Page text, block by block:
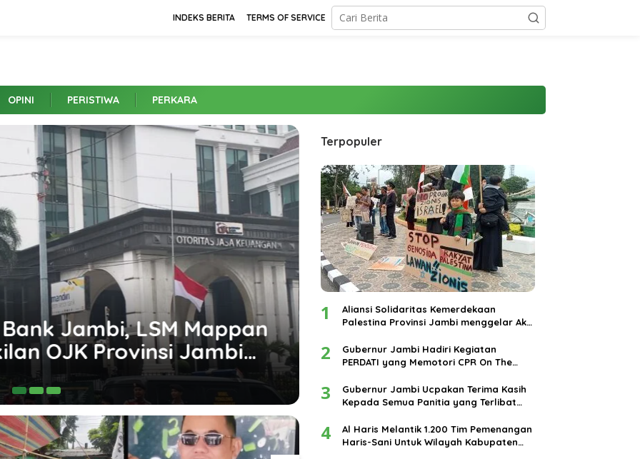
INDEKS BERITA TERMS OF SERVICE
OPINI PERISTIWA PERKARA
Warga Aur Kenali
Batu Bara PT SAS
Nasabah Diminta Jangan
Menjamin Tidak Ada Kerugian
Terpopuler
1
Aliansi Solidaritas Kemerdekaan
Palestina Provinsi Jambi menggelar Aksi
kota Jambi.
2
Gubernur Jambi Hadiri Kegiatan
PERDATI yang Memotori CPR On The
3
Gubernur Jambi Ucpakan Terima Kasih
Kepada Semua Panitia yang Terlibat
Tahun 2024
4
Al Haris Melantik 1.200 Tim Pemenangan
Haris-Sani Untuk Wilayah Kabupaten